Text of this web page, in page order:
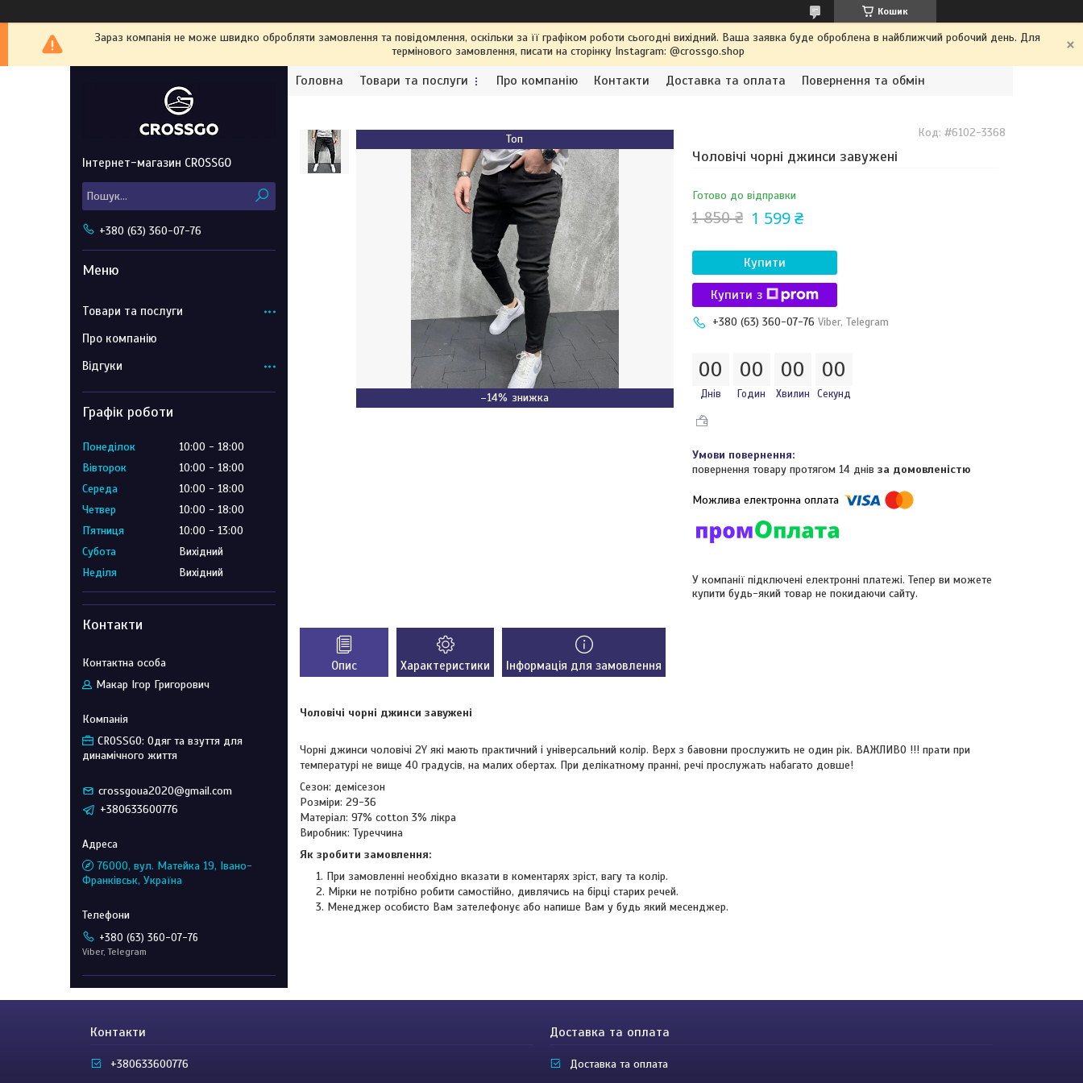
Кошик
Зараз компанія не може швидко обробляти замовлення та повідомлення, оскільки за її графіком роботи сьогодні вихідний. Ваша заявка буде оброблена в найближчий робочий день. Для
термінового замовлення, писати на сторінку Instagram: @crossgo.shop
Головна Товари та послуги Про компанію Контакти Доставка та оплата Повернення та обмін
Топ
–14%
Чоловічі чорні джинси завужені
Готово до відправки
Код:#6102-3368
1 850 ₴ 1 599 ₴
Купити
Купити з
+380 (63) 360-07-76 Viber, Telegram
00
Днів
00
Годин
00
Хвилин
00
Секунд
повернення товару протягом 14 днів за домовленістю
У компанії підключені електронні платежі. Тепер ви можете
купити будь-який товар не покидаючи сайту.
Опис Характеристики Інформація для замовлення
Чоловічі чорні джинси завужені
Чорні джинси чоловічі 2Y які мають практичний і універсальний колір. Верх з бавовни прослужить не один рік. ВАЖЛИВО !!! прати при
температурі не вище 40 градусів, на малих обертах. При делікатному пранні, речі прослужать набагато довше!
Сезон: демісезон
Розміри: 29-36
Матеріал: 97% cotton 3% лікра
Виробник: Туреччина
Як зробити замовлення:
При замовленні необхідно вказати в коментарях зріст, вагу та колір.
Мірки не потрібно робити самостійно, дивлячись на бірці старих речей.
Менеджер особисто Вам зателефонує або напише Вам у будь який месенджер.
Інтернет-магазин CROSSGO
+380 (63) 360-07-76
Товари та послуги
Про компанію
Відгуки
Графік роботи
Понеділок 10:00
18:00
Вівторок
10:00
18:00
Середа
10:00
18:00
Четвер
10:00
18:00
Пʼятниця
10:00
13:00
Субота
Вихідний
Неділя
Вихідний
Контакти
Макар Ігор Григорович
CROSSGO: Одяг та взуття для
динамічного життя
crossgoua2020@gmail.com
+380633600776
76000, вул. Матейка 19, Івано-
Франківськ, Україна
+380 (63) 360-07-76
Viber, Telegram
Контакти
+380633600776
Доставка та оплата
Доставка та оплата